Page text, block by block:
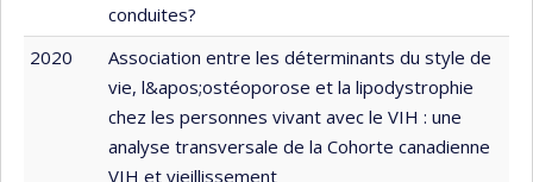
conduites?
2020
Association entre les déterminants du style de
vie, l&apos;ostéoporose et la lipodystrophie
chez les personnes vivant avec le VIH : une
analyse transversale de la Cohorte canadienne
VIH et vieillissement